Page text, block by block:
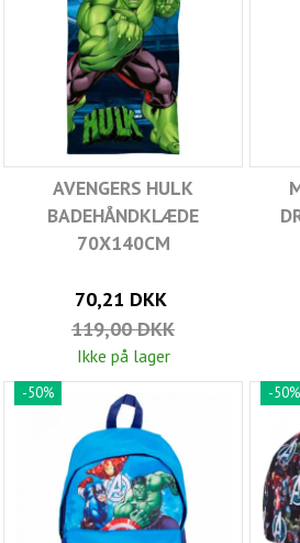
AVENGERS HULK
BADEHÅNDKLÆDE
70X140CM
70,21 DKK
119,00 DKK
Ikke på lager
-50% -50%